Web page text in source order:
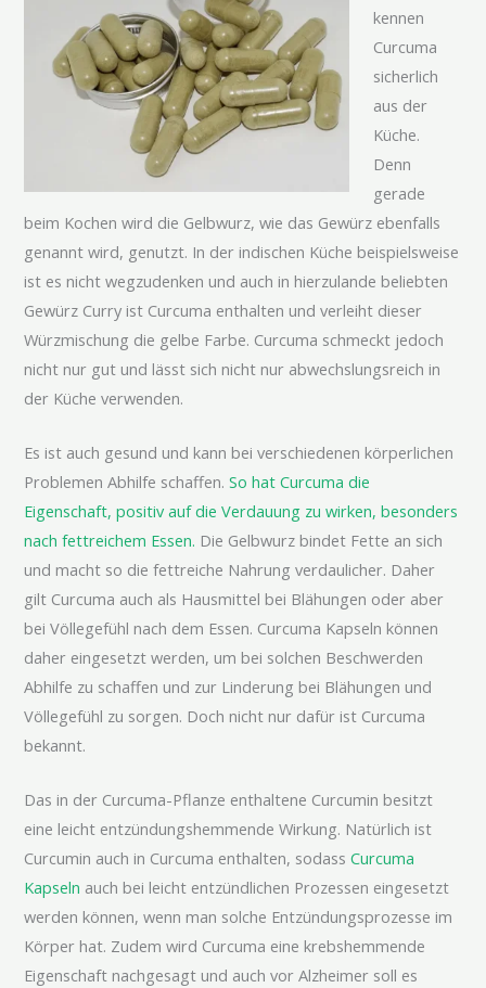
kennen
Curcuma
sicherlich
aus der
Küche.
Denn
gerade
beim Kochen wird die Gelbwurz, wie das Gewürz ebenfalls
genannt wird, genutzt. In der indischen Küche beispielsweise
ist es nicht wegzudenken und auch in hierzulande beliebten
Gewürz Curry ist Curcuma enthalten und verleiht dieser
Würzmischung die gelbe Farbe. Curcuma schmeckt jedoch
nicht nur gut und lässt sich nicht nur abwechslungsreich in
der Küche verwenden.
Es ist auch gesund und kann bei verschiedenen körperlichen
Problemen Abhilfe schaffen.So hat Curcuma die
Eigenschaft, positiv auf die Verdauung zu wirken, besonders
nach fettreichem Essen. Die Gelbwurz bindet Fette an sich
und macht so die fettreiche Nahrung verdaulicher. Daher
gilt Curcuma auch als Hausmittel bei Blähungen oder aber
bei Völlegefühl nach dem Essen. Curcuma Kapseln können
daher eingesetzt werden, um bei solchen Beschwerden
Abhilfe zu schaffen und zur Linderung bei Blähungen und
Völlegefühl zu sorgen. Doch nicht nur dafür ist Curcuma
bekannt.
Das in der Curcuma-Pflanze enthaltene Curcumin besitzt
eine leicht entzündungshemmende Wirkung. Natürlich ist
Curcumin auch in Curcuma enthalten, sodassCurcuma
Kapseln auch bei leicht entzündlichen Prozessen eingesetzt
werden können, wenn man solche Entzündungsprozesse im
Körper hat. Zudem wird Curcuma eine krebshemmende
Eigenschaft nachgesagt und auch vor Alzheimer soll es